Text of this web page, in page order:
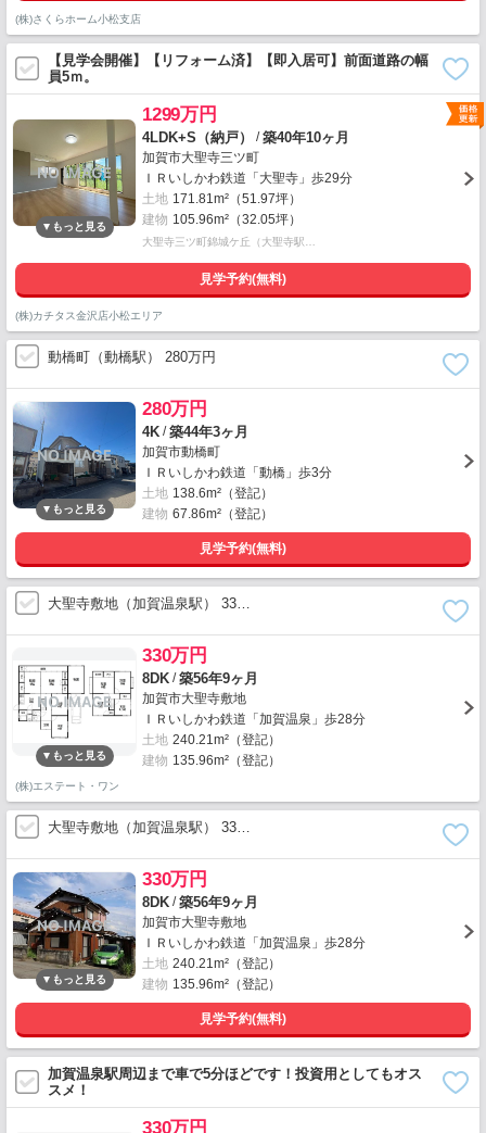
(株)さくらホーム小松支店
【見学会開催】【リフォーム済】【即入居可】前面道路の幅
員5ｍ。
1299万円
4LDK+S（納戸） /築40年10ヶ月
加賀市大聖寺三ツ町
ＩＲいしかわ鉄道「大聖寺」歩29分
土地 171.81m²（51.97坪）
建物 105.96m²（32.05坪）
大聖寺三ツ町錦城ケ丘（大聖寺駅…
見学予約(無料)
(株)カチタス金沢店小松エリア
動橋町（動橋駅） 280万円
280万円
4K /築44年3ヶ月
加賀市動橋町
ＩＲいしかわ鉄道「動橋」歩3分
土地 138.6m²（登記）
建物 67.86m²（登記）
見学予約(無料)
大聖寺敷地（加賀温泉駅） 33…
330万円
8DK /築56年9ヶ月
加賀市大聖寺敷地
ＩＲいしかわ鉄道「加賀温泉」歩28分
土地 240.21m²（登記）
建物 135.96m²（登記）
(株)エステート・ワン
大聖寺敷地（加賀温泉駅） 33…
330万円
8DK /築56年9ヶ月
加賀市大聖寺敷地
ＩＲいしかわ鉄道「加賀温泉」歩28分
土地 240.21m²（登記）
建物 135.96m²（登記）
見学予約(無料)
加賀温泉駅周辺まで車で5分ほどです！投資用としてもオス
スメ！
330万円